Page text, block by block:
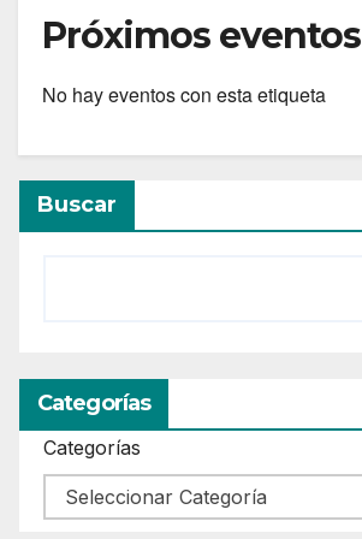
Próximos eventos
No hay eventos con esta etiqueta
Buscar
Categorías
Categorías